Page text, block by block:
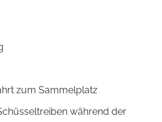
zum Sammelplatz
während der